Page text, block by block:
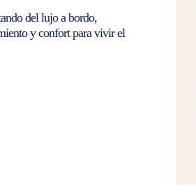
del lujo a bordo,
y confort para vivir el